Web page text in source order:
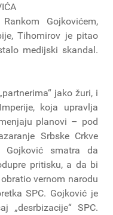
Gojkovićem,
Tihomirov je pitao
medijski skandal.
jako žuri, i
koja upravlja
planovi – pod
Srbske Crkve
Gojković smatra da
pritisku, a da bi
vernom narodu
SPC. Gojković je
„desrbizacije“ SPC.